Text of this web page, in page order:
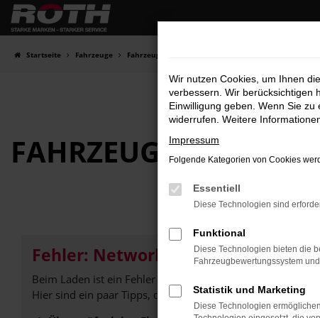
Zum
Hauptinhalt
Startseite Fahrzeuge Fahrzeugbestand
FAHRZEUG-
Fehler: Network Error
Beim Laden ist ein Fehler aufgetreten.
Hier sind ein paar Tipps, die dir helfen können:
Wir nutzen Cookies, um Ihnen
verbessern. Wir berücksichtigen
Einwilligung geben. Wenn Sie
widerrufen. Weitere
Impressum
Folgende Kategorien von Cookies
Essentiell
Diese Technologien sind
Funktional
Diese Technologien bieten die
Fahrzeugbewertungssystem
Statistik und Marketing
Diese Technologien